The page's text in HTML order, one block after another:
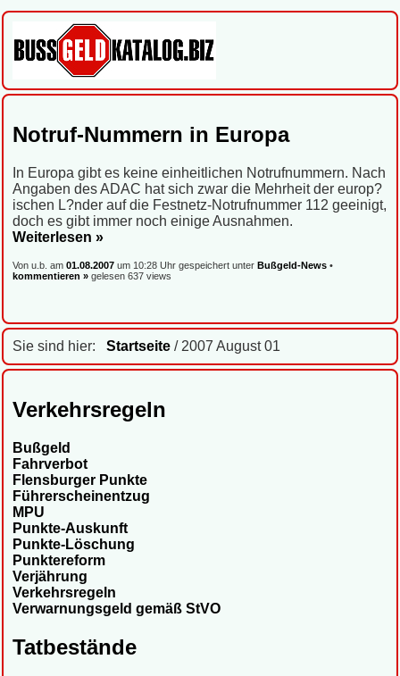
Sie sind hier: Startseite / 2007 August 01
Verkehrsregeln
Bußgeld
Fahrverbot
Flensburger Punkte
Führerscheinentzug
MPU
Punkte-Auskunft
Punkte-Löschung
Punktereform
Verjährung
Verkehrsregeln
Verwarnungsgeld gemäß StVO
Tatbestände
Notruf-Nummern in Europa
In Europa gibt es keine einheitlichen Notrufnummern. Nach
Angaben des ADAC hat sich zwar die Mehrheit der europ?
ischen L?nder auf die Festnetz-Notrufnummer 112 geeinigt,
doch es gibt immer noch einige Ausnahmen.
Weiterlesen »
Von u.b. am 01.08.2007 um 10:28 Uhr gespeichert unter Bußgeld-News •
kommentieren » gelesen 637 views